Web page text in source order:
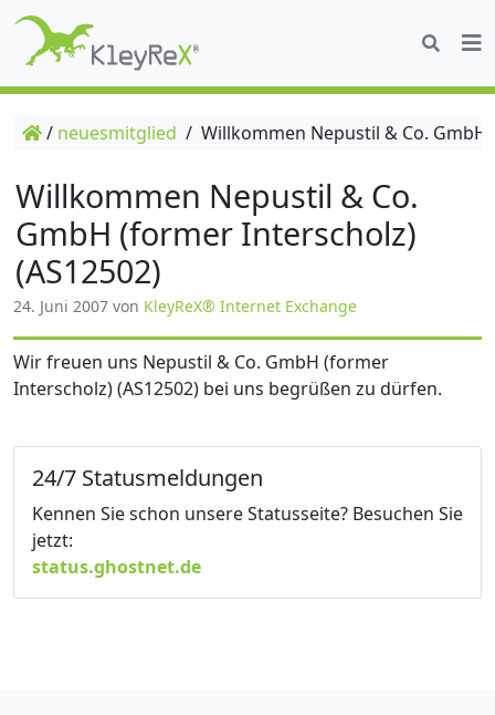
/ neuesmitglied / Willkommen Nepustil & Co.
Willkommen Nepustil & Co.
GmbH (former Interscholz)
(AS12502)
24. Juni 2007 von KleyReX® Internet Exchange
Wir freuen uns Nepustil & Co. GmbH (former
Interscholz) (AS12502) bei uns begrüßen zu dürfen.
24/7 Statusmeldungen
Kennen Sie schon unsere Statusseite? Besuchen Sie
jetzt:
status.ghostnet.de